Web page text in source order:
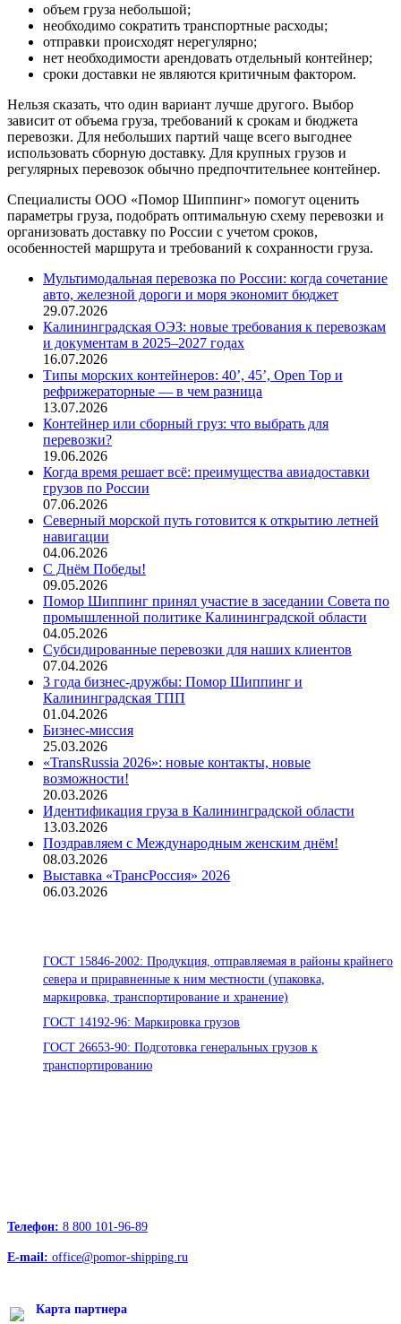
объем груза небольшой;
необходимо сократить транспортные расходы;
отправки происходят нерегулярно;
нет необходимости арендовать отдельный контейнер;
сроки доставки не являются критичным фактором.
Нельзя сказать, что один вариант лучше другого. Выбор
зависит от объема груза, требований к срокам и бюджета
перевозки. Для небольших партий чаще всего выгоднее
использовать сборную доставку. Для крупных грузов и
регулярных перевозок обычно предпочтительнее контейнер.
Специалисты ООО «Помор Шиппинг» помогут оценить
параметры груза, подобрать оптимальную схему перевозки и
организовать доставку по России с учетом сроков,
особенностей маршрута и требований к сохранности груза.
Мультимодальная перевозка по России: когда сочетание
авто, железной дороги и моря экономит бюджет
29.07.2026
Калининградская ОЭЗ: новые требования к перевозкам
и документам в 2025–2027 годах
16.07.2026
Типы морских контейнеров: 40’, 45’, Open Top и
рефрижераторные — в чем разница
13.07.2026
Контейнер или сборный груз: что выбрать для
перевозки?
19.06.2026
Когда время решает всё: преимущества авиадоставки
грузов по России
07.06.2026
Северный морской путь готовится к открытию летней
навигации
04.06.2026
С Днём Победы!
09.05.2026
Помор Шиппинг принял участие в заседании Совета по
промышленной политике Калининградской области
04.05.2026
Субсидированные перевозки для наших клиентов
07.04.2026
3 года бизнес-дружбы: Помор Шиппинг и
Калининградская ТПП
01.04.2026
Бизнес-миссия
25.03.2026
«TransRussia 2026»: новые контакты, новые
возможности!
20.03.2026
Идентификация груза в Калининградской области
13.03.2026
Поздравляем с Международным женским днём!
08.03.2026
Выставка «ТрансРоссия» 2026
06.03.2026
ГОСТ 15846-2002: Продукция, отправляемая в районы крайнего
севера и приравненные к ним местности (упаковка,
маркировка, транспортирование и хранение)
ГОСТ 14192-96: Маркировка грузов
ГОСТ 26653-90: Подготовка генеральных грузов к
транспортированию
Телефон: 8 800 101-96-89
E-mail: office@pomor-shipping.ru
Карта партнера